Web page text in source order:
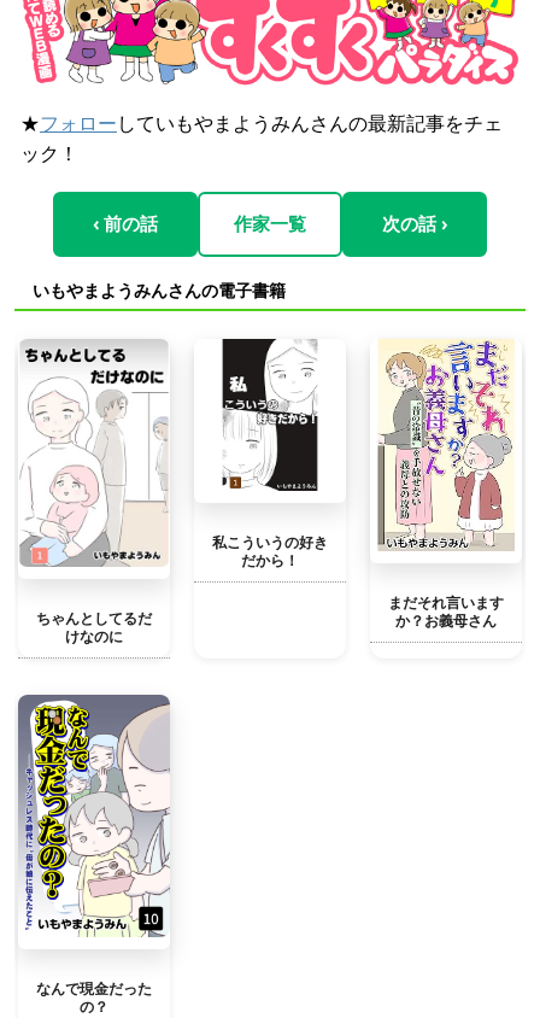
★フォロー していもやまようみんさんの最新記事をチェ
ック！
‹ 前の話 作家一覧 次の話 ›
いもやまようみんさんの電子書籍
ちゃんとしてるだ
けなのに
私こういうの好き
だから！
まだそれ言います
か？お義母さん
なんで現金だった
の？